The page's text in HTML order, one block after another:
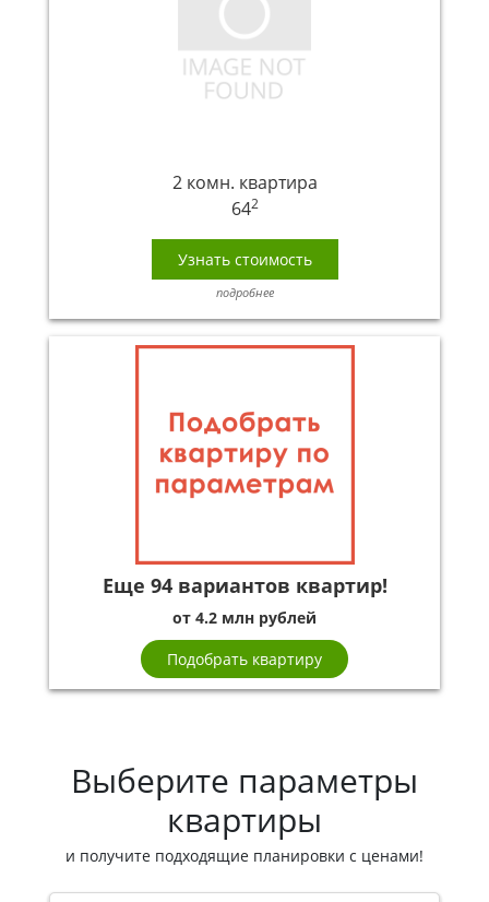
2 комн. квартира
642
Узнать стоимость
подробнее
Еще 94 вариантов квартир!
от 4.2 млн рублей
Подобрать квартиру
Выберите параметры
квартиры
и получите подходящие планировки с ценами!